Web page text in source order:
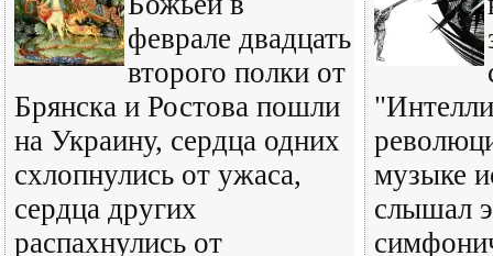
феврале двадцать
второго полки от
Брянска и Ростова пошли
на Украину, сердца одних
схлопнулись от ужаса,
сердца других
распахнулись от
музыке
слышал